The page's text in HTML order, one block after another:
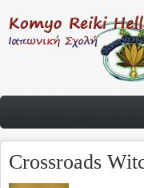
Skip to main content
Crossroads